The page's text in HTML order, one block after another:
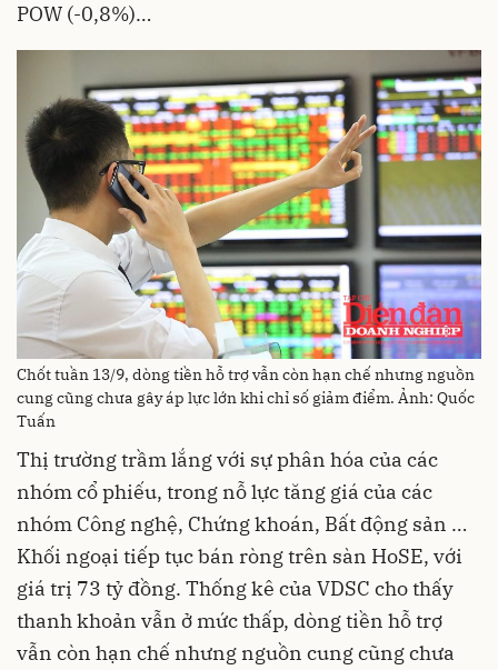
POW (-0,8%)…
Chốt tuần 13/9, dòng tiền hỗ trợ vẫn còn hạn chế nhưng nguồn
cung cũng chưa gây áp lực lớn khi chỉ số giảm điểm. Ảnh: Quốc
Tuấn
Thị trường trầm lắng với sự phân hóa của các
nhóm cổ phiếu, trong nỗ lực tăng giá của các
nhóm Công nghệ, Chứng khoán, Bất động sản …
Khối ngoại tiếp tục bán ròng trên sàn HoSE, với
giá trị 73 tỷ đồng. Thống kê của VDSC cho thấy
thanh khoản vẫn ở mức thấp, dòng tiền hỗ trợ
vẫn còn hạn chế nhưng nguồn cung cũng chưa